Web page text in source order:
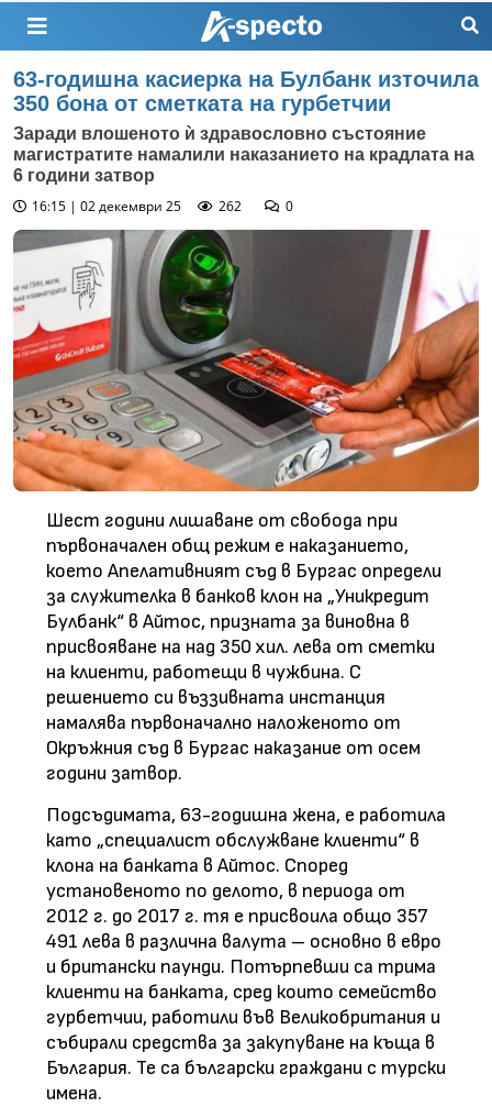
63-годишна касиерка на Булбанк източила
350 бона от сметката на гурбетчии
Заради влошеното ѝ здравословно състояние
магистратите намалили наказанието на крадлата на
6 години затвор
16:15 | 02 декември 25
262 0
Шест години лишаване от свобода при
първоначален общ режим е наказанието,
което Апелативният съд в Бургас определи
за служителка в банков клон на „Уникредит
Булбанк“ в Айтос, призната за виновна в
присвояване на над 350 хил. лева от сметки
на клиенти, работещи в чужбина. С
решението си въззивната инстанция
намалява първоначално наложеното от
Окръжния съд в Бургас наказание от осем
години затвор.
Подсъдимата, 63-годишна жена, е работила
като „специалист обслужване клиенти“ в
клона на банката в Айтос. Според
установеното по делото, в периода от
2012 г. до 2017 г. тя е присвоила общо 357
491 лева в различна валута – основно в евро
и британски паунди. Потърпевши са трима
клиенти на банката, сред които семейство
гурбетчии, работили във Великобритания и
събирали средства за закупуване на къща в
България. Те са български граждани с турски
имена.